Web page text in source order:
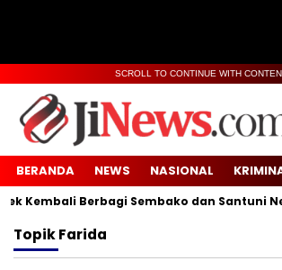
SCROLL TO CONTINUE WITH
BERANDA NEWS NASIONAL
Kembali Berbagi Sembako dan Santuni
TopikFarida